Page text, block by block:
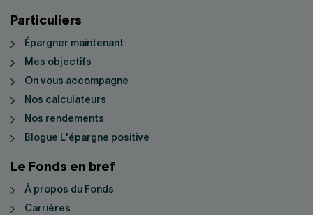
Particuliers
Épargner maintenant
Mes objectifs
On vous accompagne
Nos calculateurs
Nos rendements
Blogue L'épargne positive
Le Fonds en bref
À propos du Fonds
Carrières